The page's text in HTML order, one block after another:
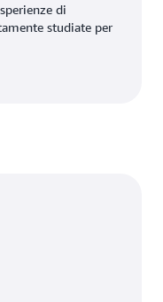
di
studiate per